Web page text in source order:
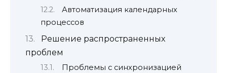
Автоматизация календарных
процессов
Решение распространенных
проблем
Проблемы с синхронизацией